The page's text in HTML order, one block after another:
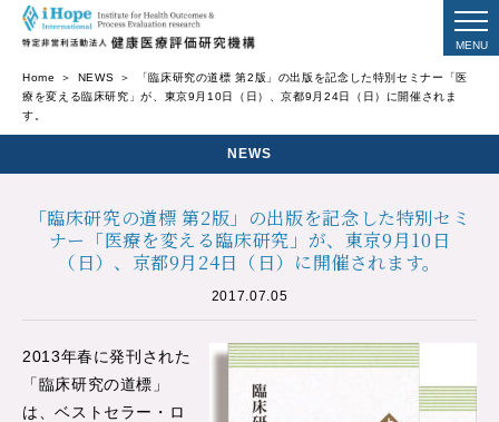
Home NEWS
「臨床研究の道標 第2版」の出版を記念した特別セミナー「医
療を変える臨床研究」が、東京9月10日（日）、京都9月24日（日）に開催されま
す。
NEWS
「臨床研究の道標 第2版」の出版を記念した特別セミ
ナー「医療を変える臨床研究」が、東京9月10日
（日）、京都9月24日（日）に開催されます。
2017.07.05
2013年春に発刊された
「臨床研究の道標」
は、ベストセラー・ロ